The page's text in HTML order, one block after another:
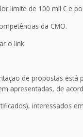
limite de 100 mil € e
da CMO.
o link
de propostas
apresentadas, de
interessados